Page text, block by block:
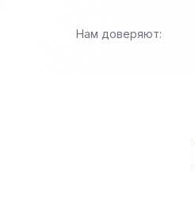
Нам доверяют: